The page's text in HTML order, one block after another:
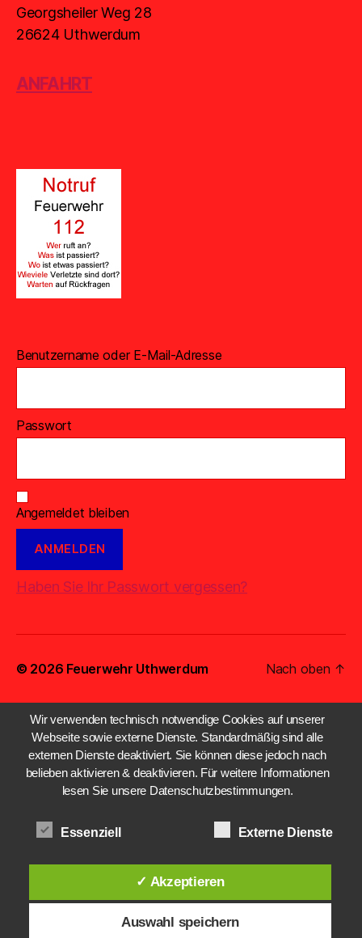
Georgsheiler Weg 28
26624 Uthwerdum
ANFAHRT
Benutzername oder E-Mail-Adresse
Passwort
Angemeldet bleiben
Haben Sie Ihr Passwort vergessen?
© 2026 Feuerwehr Uthwerdum Nach oben ↑
Wir verwenden technisch notwendige Cookies auf unserer
Webseite sowie externe Dienste. Standardmäßig sind alle
externen Dienste deaktiviert. Sie können diese jedoch nach
belieben aktivieren & deaktivieren. Für weitere Informationen
lesen Sie unsere Datenschutzbestimmungen.
Essenziell Externe Dienste
✓ Akzeptieren
Auswahl speichern